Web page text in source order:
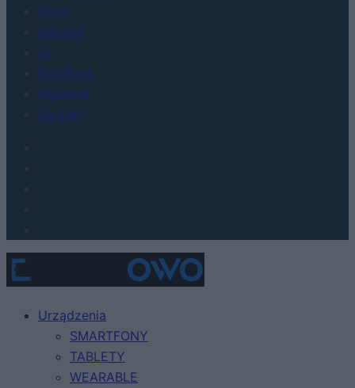
Moto
Gaming
AI
Redakcja
Reklama
Kontakt
Urządzenia
SMARTFONY
TABLETY
WEARABLE